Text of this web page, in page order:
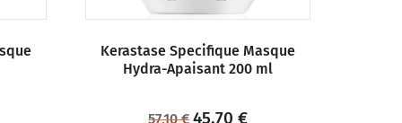
Kerastase Specifique Masque
Hydra-Apaisant 200 ml
57,10€ 45,70€